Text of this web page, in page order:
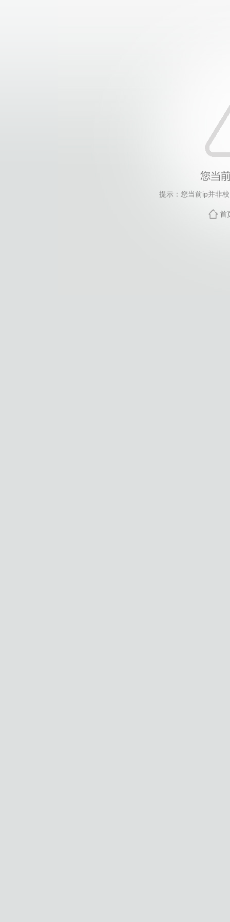
提示：您当前ip并非
首